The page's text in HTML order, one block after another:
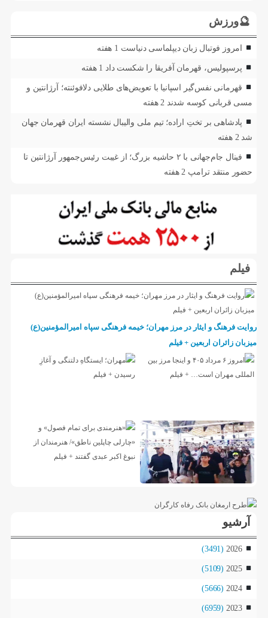
🔮ورزش
امروز فوتبال زبان دیپلماسی دنیاست 1 هفته
پرسپولیس، قهرمان آفریقا را شکست داد 1 هفته
قهرمانی نفس‌گیر اسپانیا با تعویض‌های طلایی دلافوئنته؛ آرژانتین و
مسی قربانی کوسه شدند 2 هفته
پادشاهی بر تختِ اراده؛ تیم ملی والیبال نشسته ایران قهرمان جهان
شد 2 هفته
فینال جام‌جهانی با ۲ حاشیه بزرگ؛ از غیبت رئیس‌جمهور آرژانتین تا
حضور منتقد ترامپ 2 هفته
فیلم
روایت فرهنگ و ایثار در مرز مهران؛ خیمه فرهنگی سپاه امیرالمؤمنین(ع)
میزبان زائران اربعین + فیلم
آرشیو
2026
(3491)
2025
(5109)
2024
(5666)
2023
(6959)